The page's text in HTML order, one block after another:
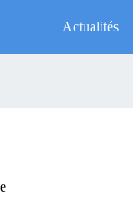
Actualités